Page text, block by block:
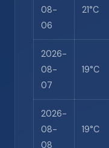
08-
06
21°C
2026-
08-
07
19°C
2026-
08-
08
19°C